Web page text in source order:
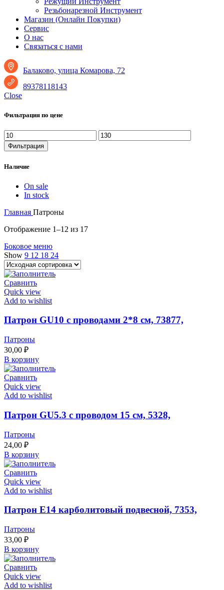
Резьбонарезной Инструмент
Магазин (Онлайн Покупки)
Сервис
О нас
Связаться с нами
Балаково, улица Комарова, 72
89378118143
Close
Фильтрация по цене
Минимальная
цена
Максимальная
цена
Фильтрация
Наличие
On sale
In stock
Главная Патроны
Отображение 1–12 из 17
Боковое меню
Show 9 12 18 24
Сравнить
Quick view
Add to wishlist
Патрон GU10 с проводами 2*8 см, 73877,
Патроны
30,00 ₽
В корзину
Сравнить
Quick view
Add to wishlist
Патрон GU5.3 с проводом 15 см, 5328,
Патроны
24,00 ₽
В корзину
Сравнить
Quick view
Add to wishlist
Патрон Е14 карболитовый подвесной, 7353,
Патроны
33,00 ₽
В корзину
Сравнить
Quick view
Add to wishlist